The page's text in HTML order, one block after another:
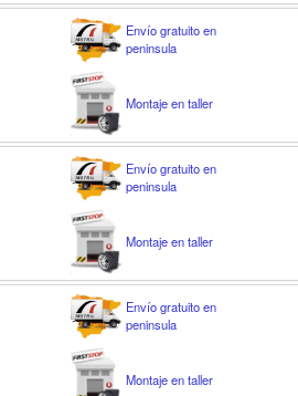
Envío gratuito en
peninsula
Montaje en taller
Envío gratuito en
peninsula
Montaje en taller
Envío gratuito en
peninsula
Montaje en taller